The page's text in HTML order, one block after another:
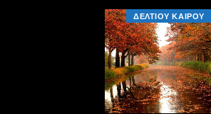
ΔΕΛΤΙΟΥ ΚΑΙΡΟΥ